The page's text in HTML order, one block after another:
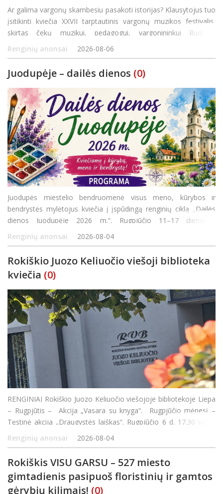
Ar galima vargonų skambesiu pasakoti istorijas? Klausytojus tuo
įsitikinti kviečia XXVII tarptautinis vargonų muzikos festivalis,
skirtas čekų muzikui, pedagogui, vargonininkui Rudolfui
Lymanui. Šiemet Rokiškio rajono bažnyčiose 27-ąjį kartą susitiks
profesionalūs atlikėjai, jauno
Renginių anonsai 2026-08-06
Juodupėje – dailės dienos (0)
Juodupės miestelio bendruomenė visus meno, kūrybos ir
bendrystės mylėtojus kviečia į įspūdingą renginių ciklą „Dailės
dienos Juodupėje 2026 m.“. Rugpjūčio 11–17 dienomis
organizuojama turtinga programa siūlys ne tik edukacijas
šeimoms, bet ir pažintines išvykas bei ku
Renginių anonsai 2026-08-04
Rokiškio Juozo Keliuočio viešoji biblioteka
kviečia (0)
RENGINIAI Rokiškio Juozo Keliuočio viešojoje bibliotekoje Liepa
– Rugpjūtis – Akcija „Vasara su knyga“. Rugpjūčio mėnesį –
Tęstinė akcija „Draugystės laiškas“. Rugpjūčio 6 d. 17.30 val. –
susitikimas su rašyt
Renginių anonsai 2026-08-04
Rokiškis VISU GARSU – 527 miesto
gimtadienis pasipuoš floristinių ir gamtos
gėrybių kilimais! (0)